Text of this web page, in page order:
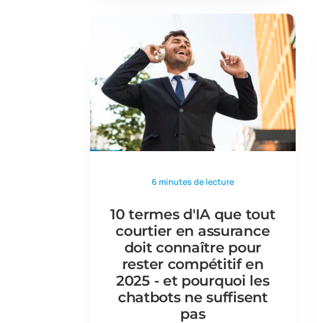
6 minutes de lecture
10 termes d'IA que tout
courtier en assurance
doit connaître pour
rester compétitif en
2025 - et pourquoi les
chatbots ne suffisent
pas